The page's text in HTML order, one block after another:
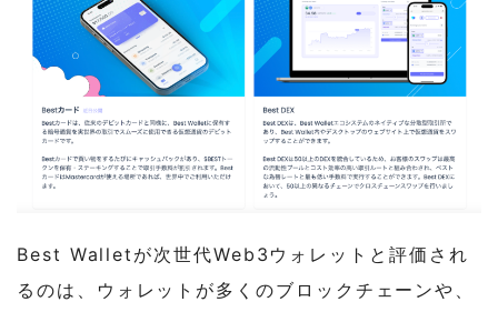
Best Walletが次世代Web3ウォレットと評価され
るのは、ウォレットが多くのブロックチェーンや、